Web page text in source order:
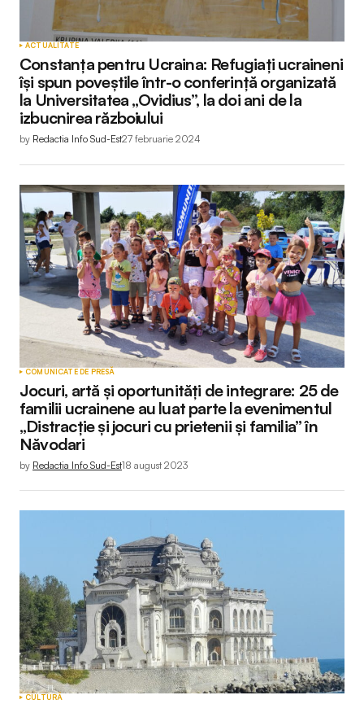
ACTUALITATE
Constanța pentru Ucraina: Refugiați ucraineni
își spun poveștile într-o conferință organizată
la Universitatea „Ovidius”, la doi ani de la
izbucnirea războiului
by Redactia Info Sud-Est27 februarie 2024
COMUNICATE DE PRESĂ
Jocuri, artă și oportunități de integrare: 25 de
familii ucrainene au luat parte la evenimentul
„Distracție și jocuri cu prietenii și familia” în
Năvodari
by Redactia Info Sud-Est18 august 2023
CULTURĂ